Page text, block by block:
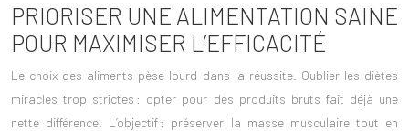
PRIORISER UNE ALIMENTATION SAINE
POUR MAXIMISER L’EFFICACITÉ
Le choix des aliments pèse lourd dans la réussite. Oublier les diètes
miracles trop strictes : opter pour des produits bruts fait déjà une
nette différence. L’objectif : préserver la masse musculaire tout en